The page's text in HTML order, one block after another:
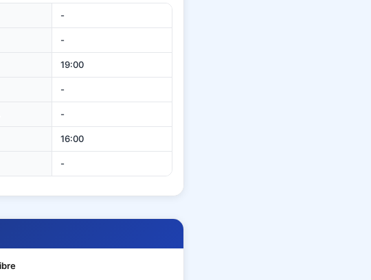
-
-
19:00
-
-
16:00
-